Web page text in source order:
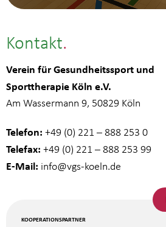
Kontakt
Verein für Gesundheitssport und
Sporttherapie Köln e.V.
Am Wassermann 9, 50829 Köln
Telefon: +49 (0) 221 – 888 253 0
Telefax: +49 (0) 221 – 888 253 99
E-Mail: info@vgs-koeln.de
KOOPERATIONSPARTNER